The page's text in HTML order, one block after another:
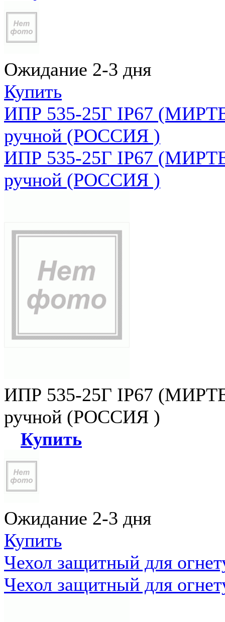
Ожидание 2-3 дня
Купить
ИПР 535-25Г IP67
ручной (РОССИЯ )
ИПР 535-25Г IP67
ручной (РОССИЯ )
ИПР 535-25Г IP67
ручной (РОССИЯ )
Купить
Ожидание 2-3 дня
Купить
Чехол защитный для
Чехол защитный для